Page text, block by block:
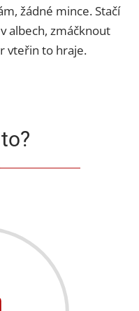
žádné mince. Stačí
albech, zmáčknout
vteřin to hraje.